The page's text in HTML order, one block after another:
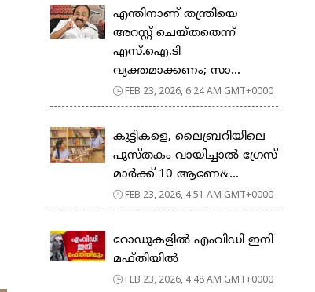
എന്തിനാണ് തന്ത്രിയെ
അറസ്റ്റ് ചെയ്തതെന്ന്
എസ്.ഐ.ടി
വ്യക്തമാക്കണം; സാ...
FEB 23, 2026, 6:24 AM GMT+0000
കുട്ടികളെ, ലൈബ്രറിയിലെ
പുസ്തകം വായിച്ചാല്‍ ഗ്രേസ്
മാര്‍ക്ക് 10 ആണേ&...
FEB 23, 2026, 4:51 AM GMT+0000
റോഡുകളില്‍ എംവിഡി ഇനി
മഫ്തിയില്‍
FEB 23, 2026, 4:48 AM GMT+0000